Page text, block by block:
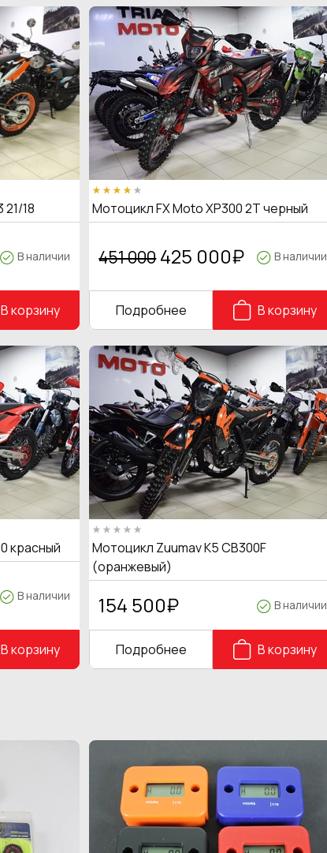
18
В наличии
В корзину
Мотоцикл FX Moto XP300 2T черный
451 000 425 000₽ В наличии
Подробнее В корзину
красный
В наличии
В корзину
Мотоцикл Zuumav K5 CB300F
(оранжевый)
154 500₽ В наличии
Подробнее В корзину